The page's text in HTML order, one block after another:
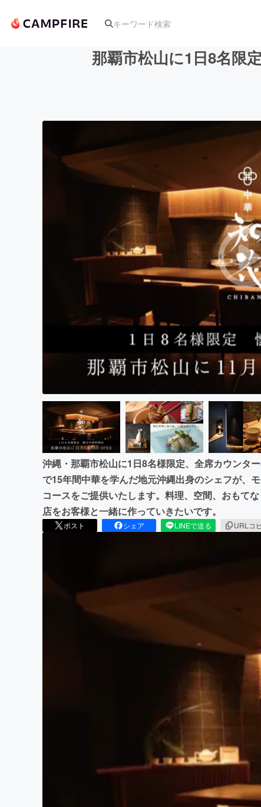
アート・写真
映像・映画
ビジネス・起業
まちづくり・地域活性化
那覇市松山に1日8名限
沖縄・那覇市松山に1日8名様限定、全席カウンタ
で15年間中華を学んだ地元沖縄出身のシェフが、
コースをご提供いたします。料理、空間、おもて
店をお客様と一緒に作っていきたいです。
ポスト シェア LINEで送る URLコ